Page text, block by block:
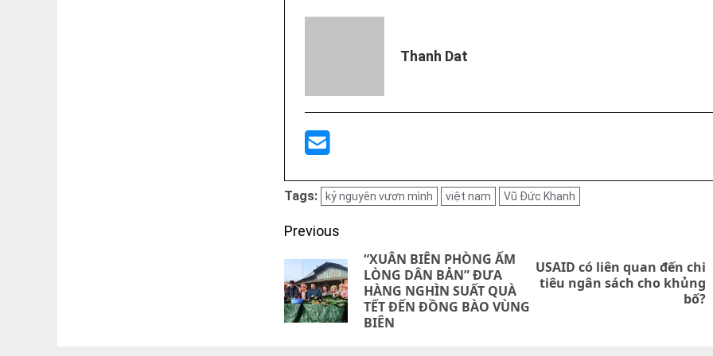
Thanh Dat
Tags: kỷ nguyên vươn mình việt nam Vũ Đức Khanh
Post
navigation
Previous
Previous
“XUÂN BIÊN PHÒNG ẤM
LÒNG DÂN BẢN” ĐƯA
HÀNG NGHÌN SUẤT QUÀ
TẾT ĐẾN ĐỒNG BÀO VÙNG
BIÊN
Next
USAID có liên quan đến chi
tiêu ngân sách cho khủng
bố?